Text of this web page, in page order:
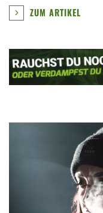
ZUM ARTIKEL